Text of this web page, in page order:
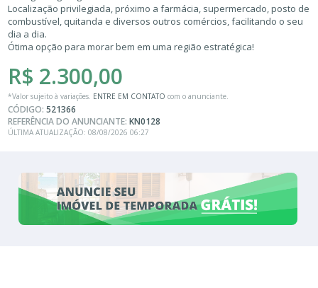
Localização privilegiada, próximo a farmácia, supermercado, posto de
combustível, quitanda e diversos outros comércios, facilitando o seu
dia a dia.
Ótima opção para morar bem em uma região estratégica!
R$ 2.300,00
*Valor sujeito à variações. ENTRE EM CONTATO com o anunciante.
CÓDIGO:521366
REFERÊNCIA DO ANUNCIANTE:KN0128
ÚLTIMA ATUALIZAÇÃO: 08/08/2026 06:27